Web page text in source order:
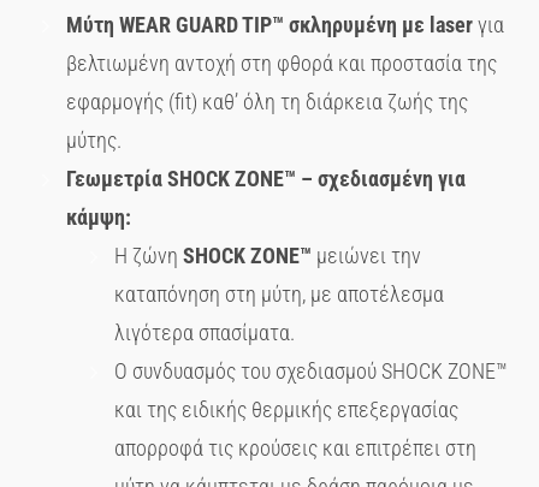
Μύτη WEARGUARDTIP™ σκληρυμένη με laserγια
βελτιωμένη αντοχή στη φθορά και προστασία της
εφαρμογής (fit) καθ’ όλη τη διάρκεια ζωής της
μύτης.
Γεωμετρία SHOCKZONE™ – σχεδιασμένη για
κάμψη:
Η ζώνη SHOCKZONE™ μειώνει την
καταπόνηση στη μύτη, με αποτέλεσμα
λιγότερα σπασίματα.
Ο συνδυασμός του σχεδιασμού SHOCK ZONE™
και της ειδικής θερμικής επεξεργασίας
απορροφά τις κρούσεις και επιτρέπει στη